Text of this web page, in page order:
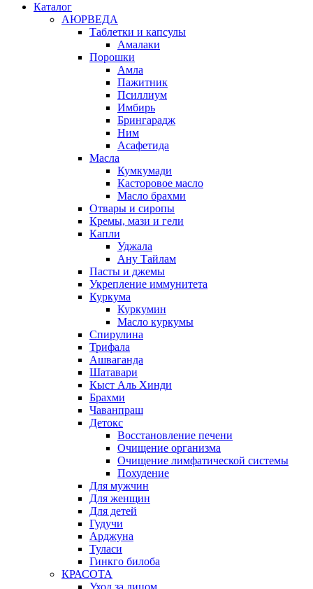
Каталог
АЮРВЕДА
Таблетки и капсулы
Амалаки
Порошки
Амла
Пажитник
Псиллиум
Имбирь
Брингарадж
Ним
Асафетида
Масла
Кумкумади
Касторовое масло
Масло брахми
Отвары и сиропы
Кремы, мази и гели
Капли
Уджала
Ану Тайлам
Пасты и джемы
Укрепление иммунитета
Куркума
Куркумин
Масло куркумы
Спирулина
Трифала
Ашваганда
Шатавари
Кыст Аль Хинди
Брахми
Чаванпраш
Детокс
Восстановление печени
Очищение организма
Очищение лимфатической системы
Похудение
Для мужчин
Для женщин
Для детей
Гудучи
Арджуна
Туласи
Гинкго билоба
КРАСОТА
Уход за лицом